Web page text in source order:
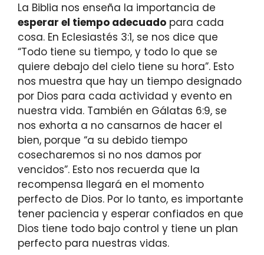
La Biblia nos enseña la importancia de
esperar el tiempo adecuado para cada
cosa. En Eclesiastés 3:1, se nos dice que
“Todo tiene su tiempo, y todo lo que se
quiere debajo del cielo tiene su hora”. Esto
nos muestra que hay un tiempo designado
por Dios para cada actividad y evento en
nuestra vida. También en Gálatas 6:9, se
nos exhorta a no cansarnos de hacer el
bien, porque “a su debido tiempo
cosecharemos si no nos damos por
vencidos”. Esto nos recuerda que la
recompensa llegará en el momento
perfecto de Dios. Por lo tanto, es importante
tener paciencia y esperar confiados en que
Dios tiene todo bajo control y tiene un plan
perfecto para nuestras vidas.